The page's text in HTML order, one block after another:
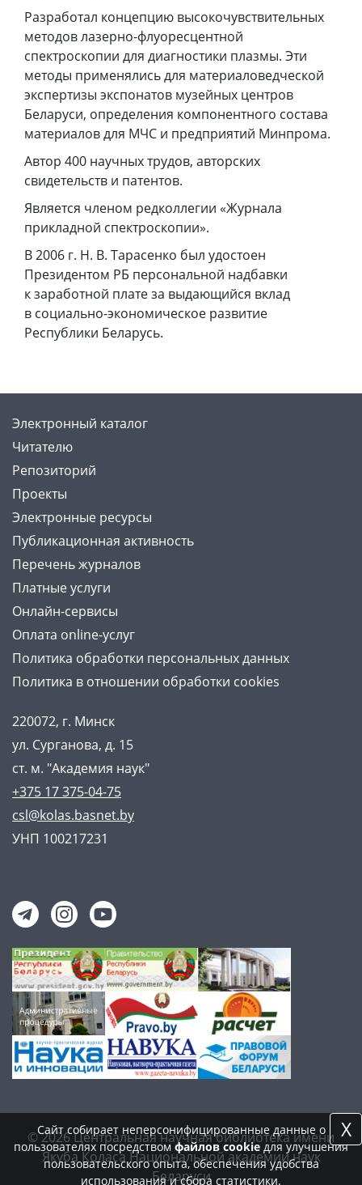
Разработал концепцию высокочувствительных
методов лазерно-флуоресцентной
спектроскопии для диагностики плазмы. Эти
методы применялись для материаловедческой
экспертизы экспонатов музейных центров
Беларуси, определения компонентного состава
материалов для МЧС и предприятий Минпрома.
Автор 400 научных трудов, авторских
свидетельств и патентов.
Является членом редколлегии «Журнала
прикладной спектроскопии».
В 2006 г. Н. В. Тарасенко был удостоен
Президентом РБ персональной надбавки
к заработной плате за выдающийся вклад
в социально-экономическое развитие
Республики Беларусь.
Электронный каталог
Читателю
Репозиторий
Проекты
Электронные ресурсы
Публикационная активность
Перечень журналов
Платные услуги
Онлайн-сервисы
Оплата online-услуг
Политика обработки персональных данных
Политика в отношении обработки cookies
220072, г. Минск
ул. Сурганова, д. 15
ст. м. "Академия наук"
+375 17 375-04-75
csl@kolas.basnet.by
УНП 100217231
© 2026 Центральная научная библиотека имени
Якуба Коласа Национальной академии наук
Беларуси
Сайт собирает неперсонифицированные данные о
пользователях посредствомфайлов cookieдля улучшения
пользовательского опыта, обеспечения удобства
использования и сбора статистики.
X